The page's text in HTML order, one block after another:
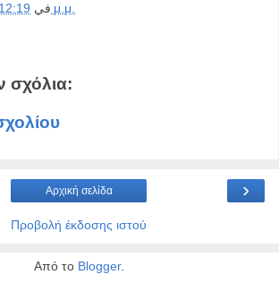
في 12:19 μ.μ.
σχόλια:
›
Αρχική σελίδα
Προβολή έκδοσης ιστού
Από το Blogger.